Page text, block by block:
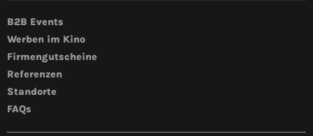
B2B Events
Werben im Kino
Firmengutscheine
Referenzen
Standorte
FAQs